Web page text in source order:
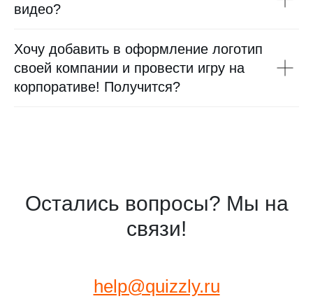
видео?
Хочу добавить в оформление логотип
своей компании и провести игру на
корпоративе! Получится?
Остались вопросы? Мы на
связи!
help@quizzly.ru